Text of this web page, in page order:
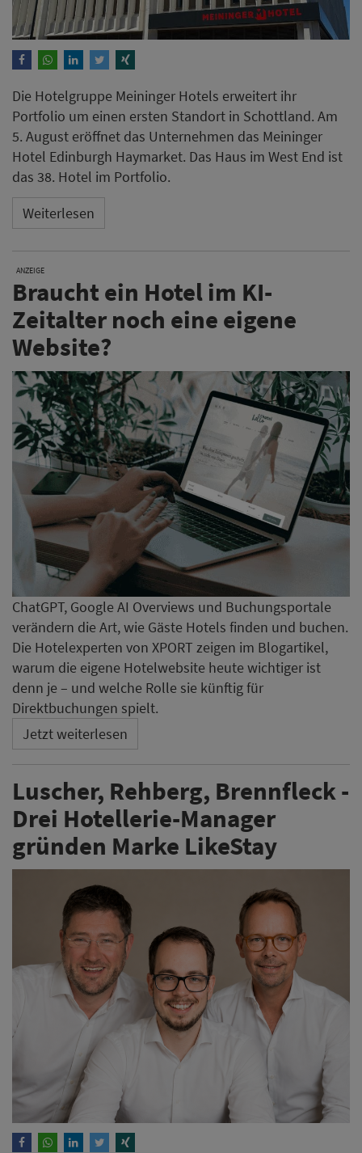
Die Hotelgruppe Meininger Hotels erweitert ihr
Portfolio um einen ersten Standort in Schottland. Am
5. August eröffnet das Unternehmen das Meininger
Hotel Edinburgh Haymarket. Das Haus im West End ist
das 38. Hotel im Portfolio.
Weiterlesen
ANZEIGE
Braucht ein Hotel im KI-
Zeitalter noch eine eigene
Website?
ChatGPT, Google AI Overviews und Buchungsportale
verändern die Art, wie Gäste Hotels finden und buchen.
Die Hotelexperten von XPORT zeigen im Blogartikel,
warum die eigene Hotelwebsite heute wichtiger ist
denn je – und welche Rolle sie künftig für
Direktbuchungen spielt.
Jetzt weiterlesen
Luscher, Rehberg, Brennfleck -
Drei Hotellerie-Manager
gründen Marke LikeStay